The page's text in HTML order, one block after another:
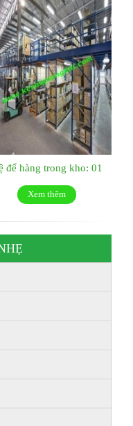
để hàng trong kho: 01
Xem thêm